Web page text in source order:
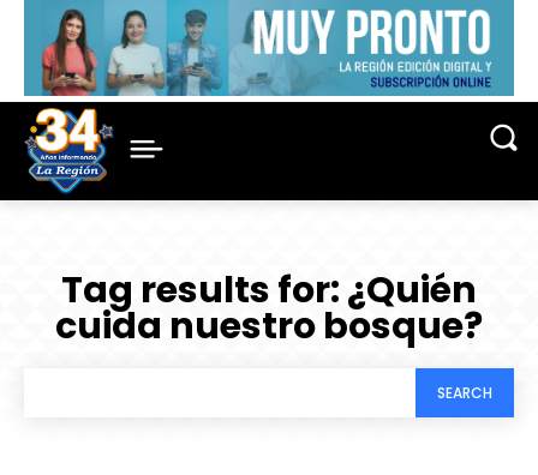
Tag results for:¿Quién
cuida nuestro bosque?
SEARCH